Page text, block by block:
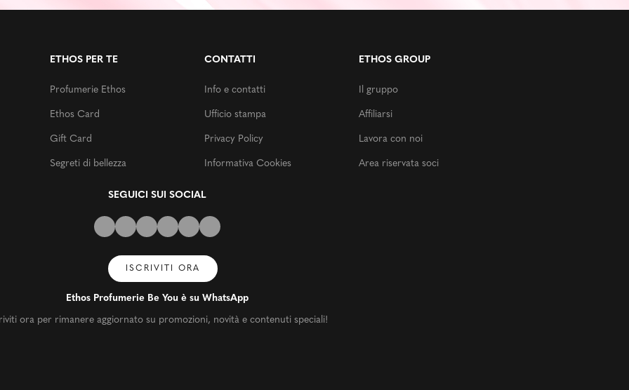
ETHOS PER TE
Profumerie Ethos
Ethos Card
Gift Card
Segreti di bellezza
CONTATTI
Info e contatti
Ufficio stampa
Privacy Policy
Informativa Cookies
ETHOS GROUP
Il gruppo
Affiliarsi
Lavora con noi
Area riservata soci
SEGUICI SUI SOCIAL
ISCRIVITI ORA
Ethos Profumerie Be You è su WhatsApp
ora per rimanere aggiornato su promozioni, novità e contenuti speciali!